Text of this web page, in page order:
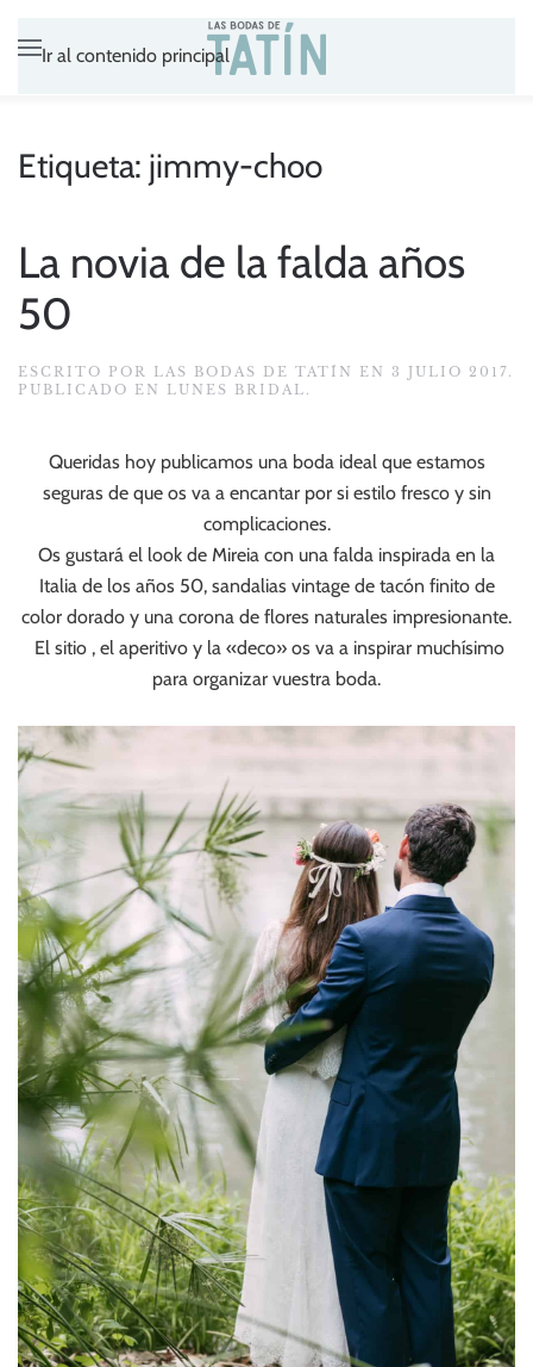
Ir al contenido principal
Etiqueta: jimmy-choo
La novia de la falda años
50
ESCRITO POR LAS BODAS DE TATÍN EN 3 JULIO 2017.
PUBLICADO EN LUNES BRIDAL .
Queridas hoy publicamos una boda ideal que estamos
seguras de que os va a encantar por si estilo fresco y sin
complicaciones.
Os gustará el look de Mireia con una falda inspirada en la
Italia de los años 50, sandalias vintage de tacón finito de
color dorado y una corona de flores naturales impresionante.
El sitio , el aperitivo y la «deco» os va a inspirar muchísimo
para organizar vuestra boda.